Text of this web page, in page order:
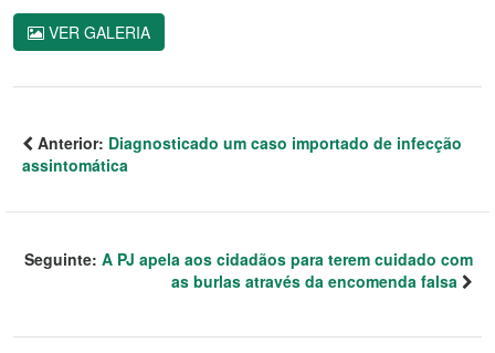
VER GALERIA
Anterior: Diagnosticado um caso importado de infecção
assintomática
Seguinte: A PJ apela aos cidadãos para terem cuidado com
as burlas através da encomenda falsa